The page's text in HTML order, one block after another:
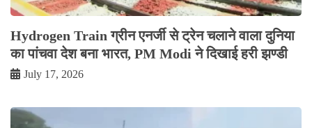
Hydrogen Train ग्रीन एनर्जी से ट्रेन चलाने वाला दुनिया
का पांचवा देश बना भारत, PM Modi ने दिखाई हरी झण्डी
July 17, 2026